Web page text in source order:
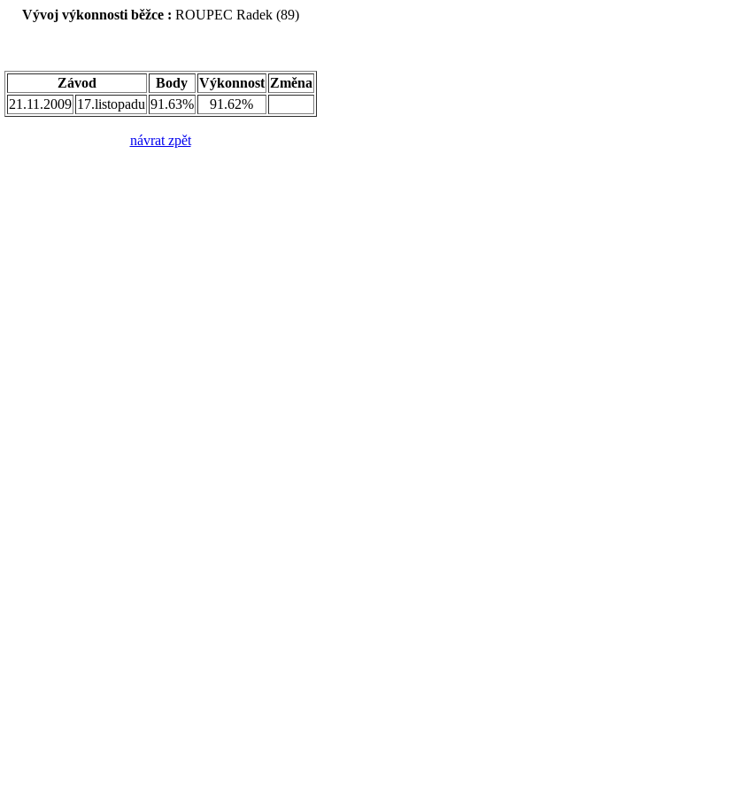
Vývoj výkonnosti běžce : ROUPEC Radek (89)
Závod Body Výkonnost Změna
21.11.2009 17.listopadu 91.63% 91.62%
návrat zpět